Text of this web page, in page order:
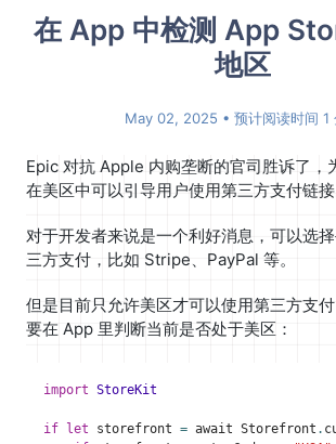
在 App 中检测 App
地区
May 02, 2025 • 预计阅读时间 1
Epic 对抗 Apple 内购垄断的官司胜诉了，
在美区中可以引导用户使用第三方支付链接
对于开发者来说是一个利好消息，可以选
三方支付，比如 Stripe、PayPal 等。
但是目前只允许美区才可以使用第三方支
要在 App 里判断当前是否处于美区：
import StoreKit
if let storefront = await Storefront .